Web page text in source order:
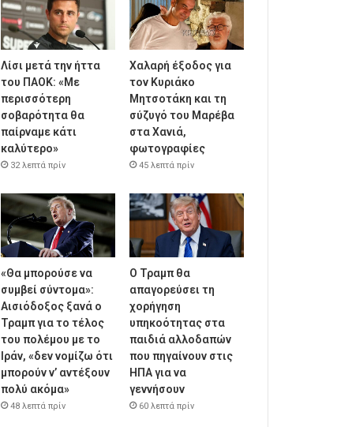
Λίσι μετά την ήττα
του ΠΑΟΚ: «Με
περισσότερη
σοβαρότητα θα
παίρναμε κάτι
καλύτερο»
32 λεπτά πρίν
Χαλαρή έξοδος για
τον Κυριάκο
Μητσοτάκη και τη
σύζυγό του Μαρέβα
στα Χανιά,
φωτογραφίες
45 λεπτά πρίν
«Θα μπορούσε να
συμβεί σύντομα»:
Αισιόδοξος ξανά ο
Τραμπ για το τέλος
του πολέμου με το
Ιράν, «δεν νομίζω ότι
μπορούν ν’ αντέξουν
πολύ ακόμα»
48 λεπτά πρίν
Ο Τραμπ θα
απαγορεύσει τη
χορήγηση
υπηκοότητας στα
παιδιά αλλοδαπών
που πηγαίνουν στις
ΗΠΑ για να
γεννήσουν
60 λεπτά πρίν